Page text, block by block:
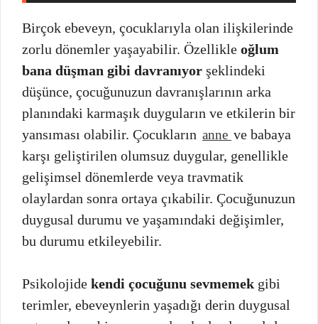
Birçok ebeveyn, çocuklarıyla olan ilişkilerinde
zorlu dönemler yaşayabilir. Özellikle oğlum
bana düşman gibi davranıyor şeklindeki
düşünce, çocuğunuzun davranışlarının arka
planındaki karmaşık duyguların ve etkilerin bir
yansıması olabilir. Çocukların anne ve babaya
karşı geliştirilen olumsuz duygular, genellikle
gelişimsel dönemlerde veya travmatik
olaylardan sonra ortaya çıkabilir. Çocuğunuzun
duygusal durumu ve yaşamındaki değişimler,
bu durumu etkileyebilir.
Psikolojide kendi çocuğunu sevmemek gibi
terimler, ebeveynlerin yaşadığı derin duygusal